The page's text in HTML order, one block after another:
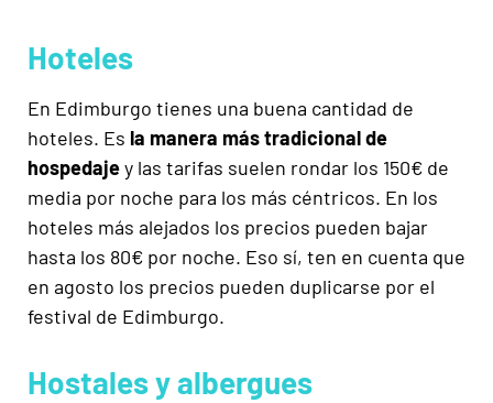
Hoteles
En Edimburgo tienes una buena cantidad de
hoteles. Es la manera más tradicional de
hospedajey las tarifas suelen rondar los 150€ de
media por noche para los más céntricos. En los
hoteles más alejados los precios pueden bajar
hasta los 80€ por noche. Eso sí, ten en cuenta que
en agosto los precios pueden duplicarse por el
festival de Edimburgo.
Hostales y albergues